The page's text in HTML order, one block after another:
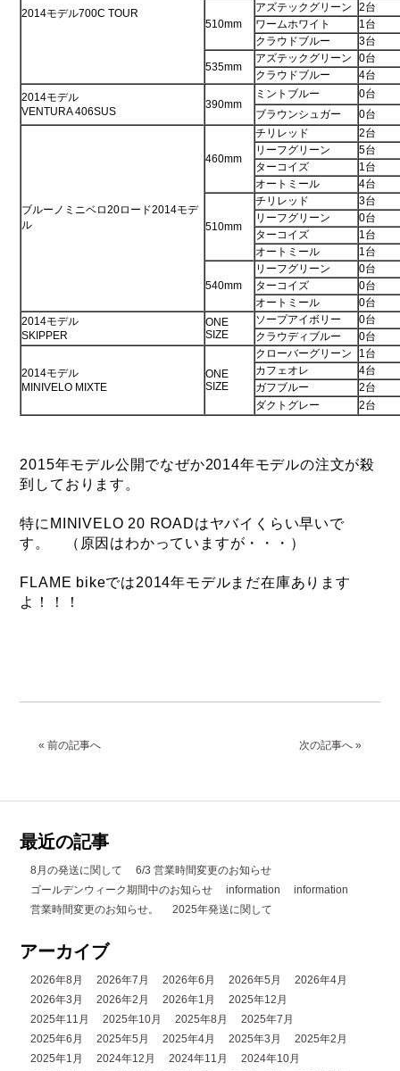
tern SURGE PRO
tern SURGE UNO
2014モデル700C TOUR
510mm
アズテックグリーン
2台
ワームホワイト
1台
クラウドブルー
3台
535mm
アズテックグリーン
0台
クラウドブルー
4台
2014モデル
VENTURA 406SUS
390mm
ミントブルー
0台
ブラウンシュガー
0台
ブルーノミニベロ20ロード2014モデ
ル
460mm
チリレッド
2台
リーフグリーン
5台
ターコイズ
1台
オートミール
4台
510mm
チリレッド
3台
リーフグリーン
0台
ターコイズ
1台
オートミール
1台
540mm
リーフグリーン
0台
ターコイズ
0台
オートミール
0台
2014モデル
SKIPPER
ONE
SIZE
ソープアイボリー
0台
クラウディブルー
0台
2014モデル
MINIVELO MIXTE
ONE
SIZE
クローバーグリーン
1台
カフェオレ
4台
ガフブルー
2台
ダクトグレー
2台
2015年モデル公開でなぜか2014年モデルの注文が殺
到しております。
特にMINIVELO 20 ROADはヤバイくらい早いで
す。 （原因はわかっていますが・・・）
FLAME bikeでは2014年モデルまだ在庫あります
よ！！！
次の記事へ »
« 前の記事へ
最近の記事
8月の発送に関して
6/3 営業時間変更のお知らせ
ゴールデンウィーク期間中のお知らせ
information
information
営業時間変更のお知らせ。
2025年発送に関して
アーカイブ
2026年8月 2026年7月 2026年6月 2026年5月
2026年4月
2026年3月
2026年2月 2026年1月
2025年12月
2025年11月
2025年10月 2025年8月
2025年7月
2025年6月
2025年5月 2025年4月 2025年3月
2025年2月
2025年1月
2024年12月 2024年11月
2024年10月